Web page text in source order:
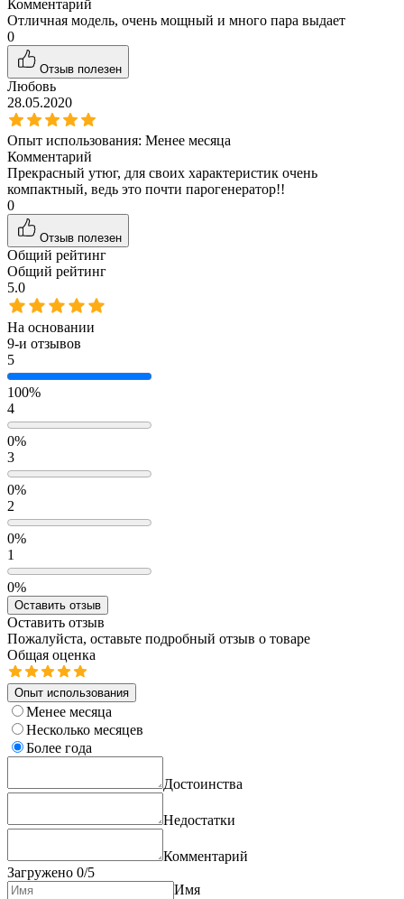
Комментарий
Отличная модель, очень мощный и много пара выдает
0
Отзыв полезен
Любовь
28.05.2020
Опыт использования: Менее месяца
Комментарий
Прекрасный утюг, для своих характеристик очень
компактный, ведь это почти парогенератор!!
0
Отзыв полезен
Общий рейтинг
Общий рейтинг
5.0
На основании
9-и отзывов
5
100%
4
0%
3
0%
2
0%
1
0%
Оставить отзыв
Оставить отзыв
Пожалуйста, оставьте подробный отзыв о товаре
Общая оценка
Опыт использования
Менее месяца
Несколько месяцев
Более года
Достоинства
Недостатки
Комментарий
Загружено 0/5
Имя